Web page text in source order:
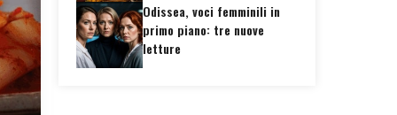
Odissea, voci femminili in
primo piano: tre nuove
letture